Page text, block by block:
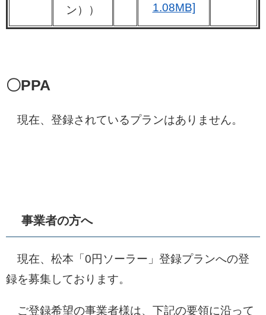
ン））
1.08MB]
〇PPA
現在、登録されているプランはありません。
事業者の方へ
現在、松本「0円ソーラー」登録プランへの登
録を募集しております。
ご登録希望の事業者様は、下記の要領に沿って